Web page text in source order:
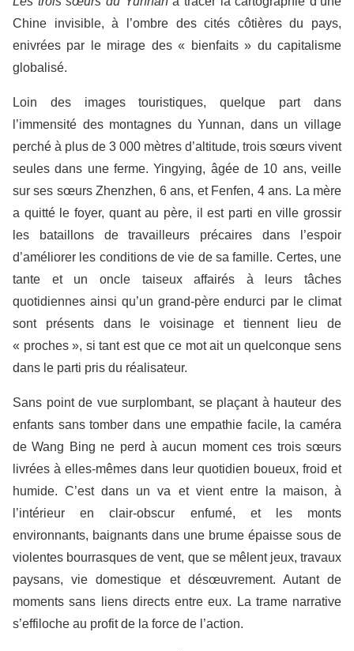
Chine invisible, à l’ombre des cités côtières du pays,
enivrées par le mirage des « bienfaits » du capitalisme
globalisé.
Loin des images touristiques, quelque part dans
l’immensité des montagnes du Yunnan, dans un village
perché à plus de 3 000 mètres d’altitude, trois sœurs vivent
seules dans une ferme.Yingying, âgée de 10 ans, veille
sur ses sœurs Zhenzhen, 6 ans, et Fenfen, 4 ans. La mère
a quitté le foyer, quant au père, il est parti en ville grossir
les bataillons de travailleurs précaires dans l’espoir
d’améliorer les conditions de vie de sa famille. Certes, une
tante et un oncle taiseux affairés à leurs tâches
quotidiennes ainsi qu’un grand-père endurci par le climat
sont présents dans le voisinage et tiennent lieu de
« proches », si tant est que ce mot ait un quelconque sens
dans le parti pris du réalisateur.
Sans point de vue surplombant, se plaçant à hauteur des
enfants sans tomber dans une empathie facile, la caméra
de Wang Bing ne perd à aucun moment ces trois sœurs
livrées à elles-mêmes dans leur quotidien boueux, froid et
humide. C’est dans un va et vient entre la maison, à
l’intérieur en clair-obscur enfumé, et les monts
environnants, baignants dans une brume épaisse sous de
violentes bourrasques de vent, que se mêlent jeux, travaux
paysans, vie domestique et désœuvrement. Autant de
moments sans liens directs entre eux. La trame narrative
s’effiloche au profit de la force de l’action.